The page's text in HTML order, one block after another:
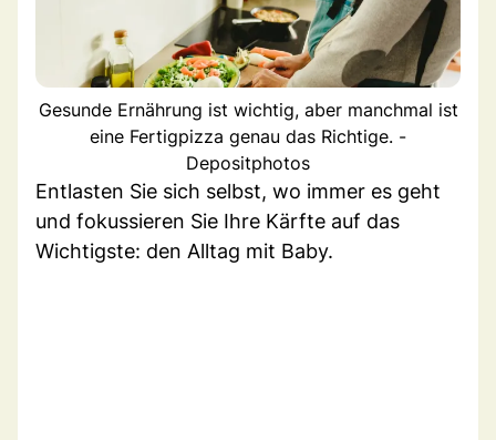
Gesunde Ernährung ist wichtig, aber manchmal ist
eine Fertigpizza genau das Richtige. -
Depositphotos
Entlasten Sie sich selbst, wo immer es geht
und fokussieren Sie Ihre Kärfte auf das
Wichtigste: den Alltag mit Baby.